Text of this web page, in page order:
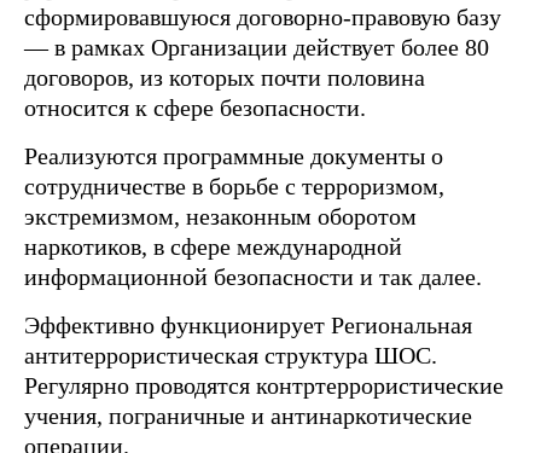
сформировавшуюся договорно-правовую базу
— в рамках Организации действует более 80
договоров, из которых почти половина
относится к сфере безопасности.
Реализуются программные документы о
сотрудничестве в борьбе с терроризмом,
экстремизмом, незаконным оборотом
наркотиков, в сфере международной
информационной безопасности и так далее.
Эффективно функционирует Региональная
антитеррористическая структура ШОС.
Регулярно проводятся контртеррористические
учения, пограничные и антинаркотические
операции.